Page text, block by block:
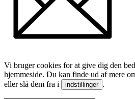
Vi bruger cookies for at give dig den
hjemmeside. Du kan finde ud af mere
eller slå dem fra i
indstillinger .